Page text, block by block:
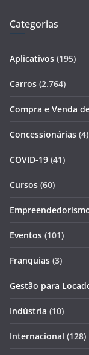
Categorias
Aplicativos (195)
Carros (2.764)
Compra e Venda
Concessionárias (4)
COVID-19 (41)
Cursos (60)
Eventos (101)
Franquias (3)
Gestão para
Indústria (10)
Internacional (128)